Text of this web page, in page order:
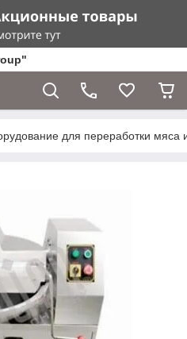
для переработки мяса